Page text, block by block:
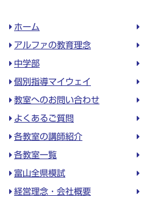
ホーム
アルファの教育理念
中学部
個別指導マイウェイ
教室へのお問い合わせ
よくあるご質問
各教室の講師紹介
各教室一覧
富山全県模試
経営理念・会社概要